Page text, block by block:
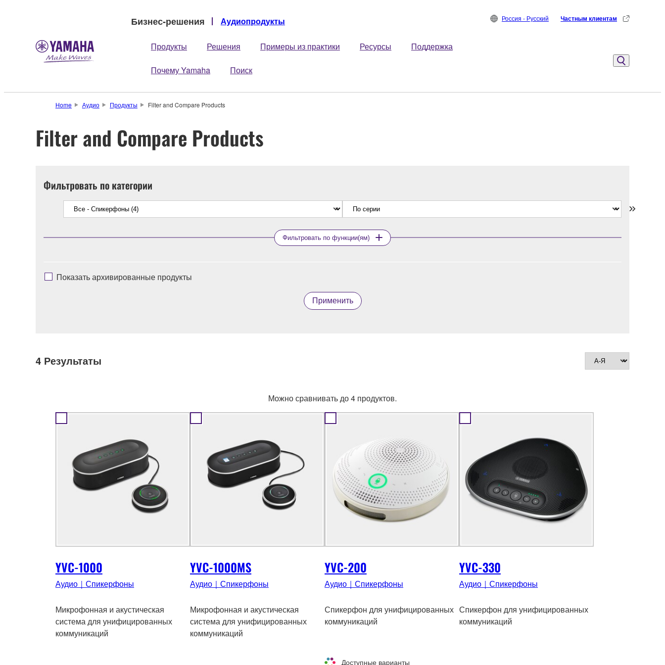
Бизнес-решения Аудиопродукты
Продукты Решения Примеры из практики Ресурсы Поддержка
Почему Yamaha Поиск
Россия - Русский Частным клиентам
Home Аудио Продукты Filter and Compare Products
Filter and Compare Products
Фильтровать по категории
Фильтровать по функции(ям)
Показать архивированные продукты
Применить
4 Результаты
Можно сравнивать до 4 продуктов.
YVC-1000
Аудио｜Спикерфоны
Микрофонная и акустическая
система для унифицированных
коммуникаций
YVC-1000MS
Аудио｜Спикерфоны
Микрофонная и акустическая
система для унифицированных
коммуникаций
YVC-200
Аудио｜Спикерфоны
Спикерфон для унифицированных
коммуникаций
Доступные варианты
YVC-330
Аудио｜Спикерфоны
Спикерфон для унифицированных
коммуникаций